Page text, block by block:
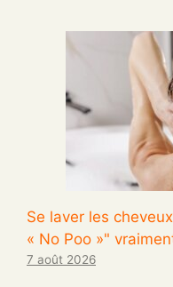
Se laver les
« No Poo »"
7 août 2026